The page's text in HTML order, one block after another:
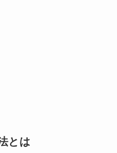
とは